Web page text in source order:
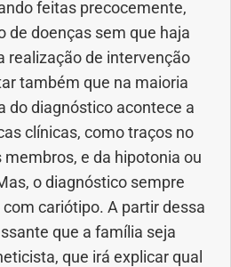
feitas precocemente,
de doenças sem que haja
realização de intervenção
também que na maioria
do diagnóstico acontece a
clínicas, como traços no
membros, e da hipotonia ou
o diagnóstico sempre
cariótipo. A partir dessa
que a família seja
que irá explicar qual